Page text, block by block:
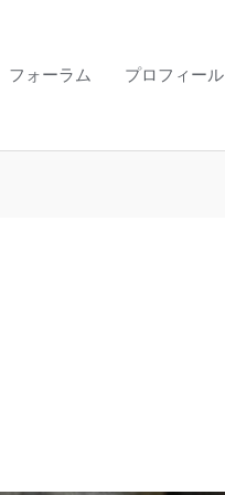
フォーラム プロフィール